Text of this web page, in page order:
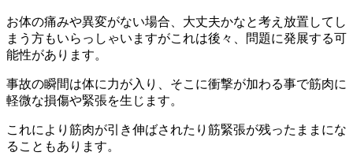
お体の痛みや異変がない場合、大丈夫かなと考え放置してし
まう方もいらっしゃいますがこれは後々、問題に発展する可
能性があります。
事故の瞬間は体に力が入り、そこに衝撃が加わる事で筋肉に
軽微な損傷や緊張を生じます。
これにより筋肉が引き伸ばされたり筋緊張が残ったままにな
ることもあります。